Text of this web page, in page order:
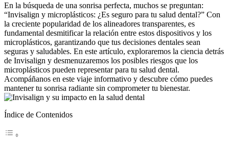
En la búsqueda de una sonrisa perfecta, muchos se preguntan:
“Invisalign y microplásticos: ¿Es seguro para tu salud dental?” Con
la creciente popularidad de los alineadores transparentes, es
fundamental desmitificar la relación entre estos dispositivos y los
microplásticos, garantizando que tus decisiones dentales sean
seguras y saludables. En este artículo, exploraremos la ciencia detrás
de Invisalign y desmenuzaremos los posibles riesgos que los
microplásticos pueden representar para tu salud dental.
Acompáñanos en este viaje informativo y descubre cómo puedes
mantener tu sonrisa radiante sin comprometer tu bienestar.
Índice de Contenidos